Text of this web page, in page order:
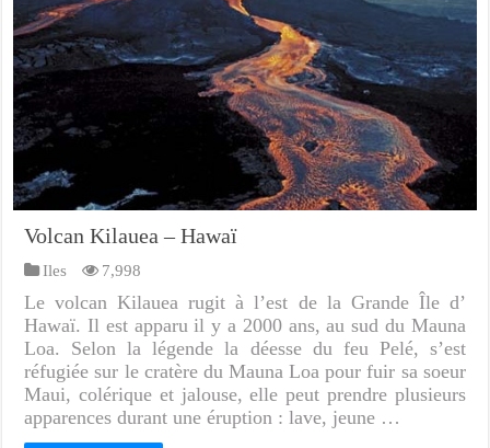
Volcan Kilauea – Hawaï
Iles 7,998
Le volcan Kilauea rugit à l’est de la Grande Île d’
Hawaï. Il est apparu il y a 2000 ans, au sud du Mauna
Loa. Selon la légende la déesse du feu Pelé, s’est
réfugiée sur le cratère du Mauna Loa pour fuir sa soeur
Maui, colérique et jalouse, elle peut prendre plusieurs
apparences durant une éruption : lave, jeune …